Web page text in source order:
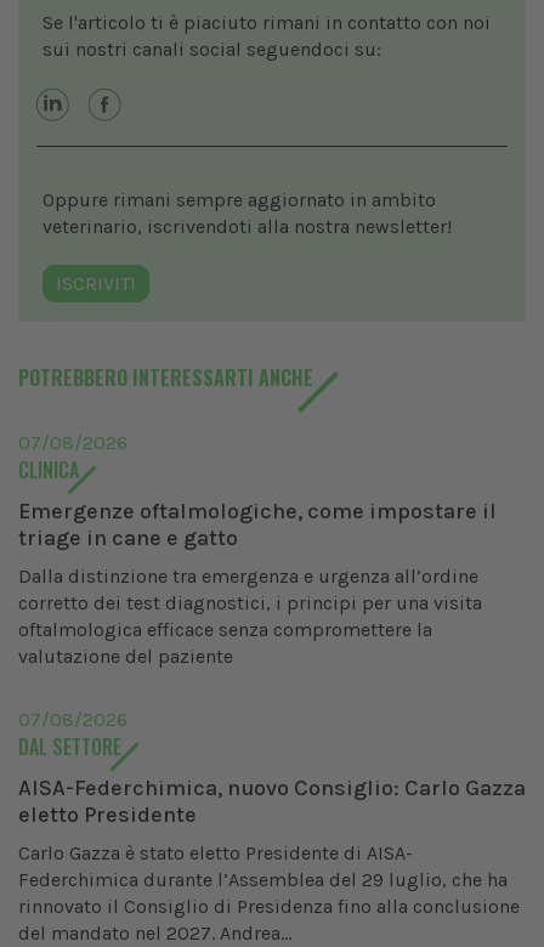
Se l'articolo ti è piaciuto rimani in contatto con noi
sui nostri canali social seguendoci su:
Oppure rimani sempre aggiornato in ambito
veterinario, iscrivendoti alla nostra newsletter!
ISCRIVITI
POTREBBERO INTERESSARTI ANCHE
07/08/2026
CLINICA
Emergenze oftalmologiche, come impostare il
triage in cane e gatto
Dalla distinzione tra emergenza e urgenza all’ordine
corretto dei test diagnostici, i principi per una visita
oftalmologica efficace senza compromettere la
valutazione del paziente
07/08/2026
DAL SETTORE
AISA-Federchimica, nuovo Consiglio: Carlo Gazza
eletto Presidente
Carlo Gazza è stato eletto Presidente di AISA-
Federchimica durante l’Assemblea del 29 luglio, che ha
rinnovato il Consiglio di Presidenza fino alla conclusione
del mandato nel 2027. Andrea...